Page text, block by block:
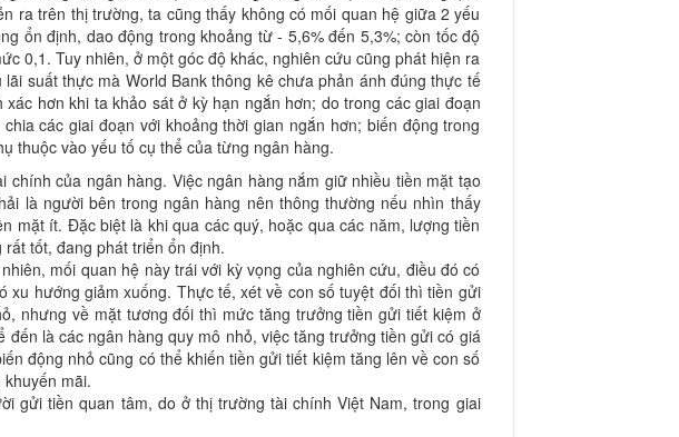
ra trên thị trường, ta cũng thấy không có mối quan hệ giữa 2 yếu
ổn định, dao động trong khoảng từ - 5,6% đến 5,3%; còn tốc độ
0,1. Tuy nhiên, ở một góc độ khác, nghiên cứu cũng phát hiện ra
suất thực mà World Bank thông kê chưa phản ánh đúng thực tế
hơn khi ta khảo sát ở kỳ hạn ngắn hơn; do trong các giai đoạn
các giai đoạn với khoảng thời gian ngắn hơn; biến động trong
thuộc vào yếu tố cụ thể của từng ngân hàng.
của ngân hàng. Việc ngân hàng nắm giữ nhiều tiền mặt tạo
là người bên trong ngân hàng nên thông thường nếu nhìn thấy
mặt ít. Đặc biệt là khi qua các quý, hoặc qua các năm, lượng tiền
tốt, đang phát triển ổn định.
mối quan hệ này trái với kỳ vọng của nghiên cứu, điều đó có
hướng giảm xuống. Thực tế, xét về con số tuyệt đối thì tiền gửi
nhưng về mặt tương đối thì mức tăng trưởng tiền gửi tiết kiệm ở
là các ngân hàng quy mô nhỏ, việc tăng trưởng tiền gửi có giá
động nhỏ cũng có thể khiến tiền gửi tiết kiệm tăng lên về con số
mãi.
gửi tiền quan tâm, do ở thị trường tài chính Việt Nam, trong giai